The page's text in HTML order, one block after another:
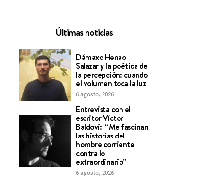
Últimas noticias
Dámaxo Henao
Salazar y la poética de
la percepción: cuando
el volumen toca la luz
6 agosto, 2026
Entrevista con el
escritor Víctor
Baldoví: “Me fascinan
las historias del
hombre corriente
contra lo
extraordinario”
6 agosto, 2026